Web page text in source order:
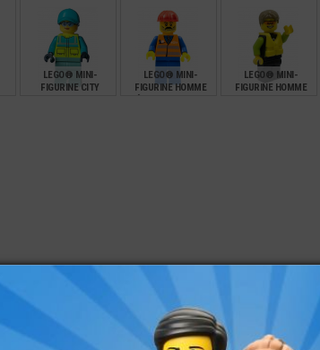
LEGO® MINI-
FIGURINE CITY
LEGO® MINI-
FIGURINE HOMME
LEGO® MINI-
FIGURINE HOMME